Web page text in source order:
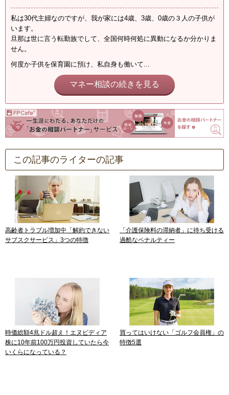
私は30代主婦なのですが、我が家には4歳、3歳、0歳の３人の子供が
います。
旦那は世に言う転勤族でして、全国何時何処に異動になるか分かりま
せん。
何度か子供を保育園に預け、私自身も働いて...
マネー相談の続きを見る
この記事のライターの記事
高齢者トラブル増加中「解約できない
サブスクサービス」3つの特徴
「介護保険料の滞納者」に待ち受ける
過酷なペナルティー
時価総額4兆ドル超え！エヌビディア
株に10年前100万円投資していたら今
いくらになっている？
買ってはいけない「ゴルフ会員権」の
特徴5選